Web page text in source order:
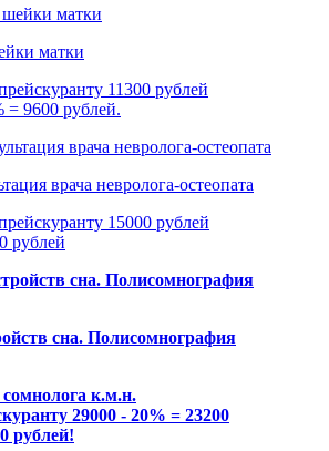
матки
11300 рублей
= 9600 рублей.
врача невролога-остеопата
15000 рублей
рублей
сна. Полисомнография
к.м.н.
29000 - 20% = 23200
рублей!